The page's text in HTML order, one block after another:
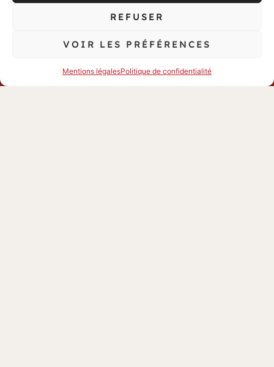
REFUSER
VOIR LES PRÉFÉRENCES
Mentions légalesPolitique de confidentialité